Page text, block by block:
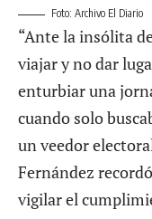
Foto: Archivo El Diario
“Ante la insólita
viajar y no dar
enturbiar una
cuando solo
un veedor
Fernández
vigilar el